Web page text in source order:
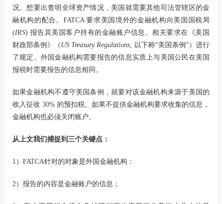
况。想要出查明全球资产情况，美国就需要其他司法管辖区的金
融机构的配合。FATCA 要求美国境外的金融机构向美国国税局
(IRS) 报告其美国客户持有的金融账户信息。相关要求在《美国
财政部条例》（ US Treasury Regulations , 以下称“美国条例”）进行
了规定。外国金融机构需要报告的信息实质上与美国公民在美国
报税时需要报告的信息相同。
如果金融机构不遵守美国条例，就要对该金融机构来源于美国的
收入征收 30% 的预扣税。如果不提供金融机构要求收集的信息，
金融机构也必须关闭账户。
从上文我们捕捉到三个关键点：
1）FATCA针对的对象是外国金融机构；
2）报告的内容是金融账户的信息；